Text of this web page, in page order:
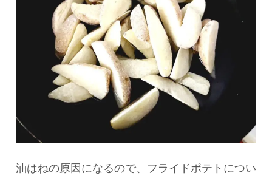
油はねの原因になるので、フライドポテトについ